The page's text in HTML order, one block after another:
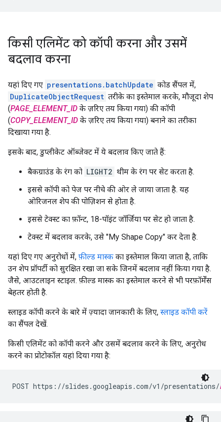
किसी एलिमेंट को कॉपी करना और उसमें
बदलाव करना
यहां दिए गए presentations.batchUpdate कोड सैंपल में,
DuplicateObjectRequest तरीके का इस्तेमाल करके, मौजूदा शेप
(PAGE_ELEMENT_ID के ज़रिए तय किया गया) की कॉपी
(COPY_ELEMENT_ID के ज़रिए तय किया गया) बनाने का तरीका
दिखाया गया है.
इसके बाद, डुप्लीकेट ऑब्जेक्ट में ये बदलाव किए जाते हैं:
बैकग्राउंड के रंग को LIGHT2 थीम के रंग पर सेट करता है.
इससे कॉपी को पेज पर नीचे की ओर ले जाया जाता है. यह
ओरिजनल शेप की पोज़िशन से होता है.
इससे टेक्स्ट का फ़ॉन्ट, 18-पॉइंट जॉर्जिया पर सेट हो जाता है.
टेक्स्ट में बदलाव करके, उसे "My Shape Copy" कर देता है.
यहां दिए गए अनुरोधों में, फ़ील्ड मास्क का इस्तेमाल किया जाता है, ताकि
उन शेप प्रॉपर्टी को सुरक्षित रखा जा सके जिनमें बदलाव नहीं किया गया है.
जैसे, आउटलाइन स्टाइल. फ़ील्ड मास्क का इस्तेमाल करने से भी परफ़ॉर्मेंस
बेहतर होती है.
स्लाइड कॉपी करने के बारे में ज़्यादा जानकारी के लिए, स्लाइड कॉपी करें
का सैंपल देखें.
किसी एलिमेंट को कॉपी करने और उसमें बदलाव करने के लिए, अनुरोध
करने का प्रोटोकॉल यहां दिया गया है:
POST https://slides.googleapis.com/v1/presentations/